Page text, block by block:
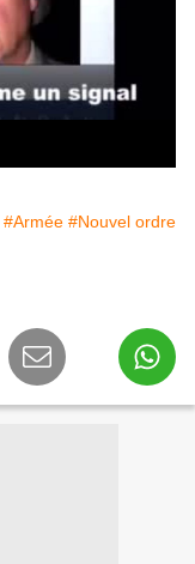
#Armée #Nouvel ordre